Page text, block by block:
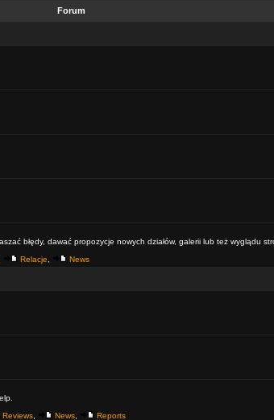
Forum
błędy, dawać propozycje nowych działów, galerii lub też wyglądu
Relacje News
Reviews News Reports